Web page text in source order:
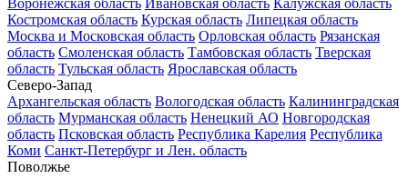
Костромская область Курская область Липецкая область
Москва и Московская область Орловская область Рязанская
область Смоленская область Тамбовская область Тверская
область Тульская область Ярославская область
Северо-Запад
Архангельская область Вологодская область Калининградская
область Мурманская область Ненецкий АО Новгородская
область Псковская область Республика Карелия Республика
Коми Санкт-Петербург и Лен. область
Поволжье